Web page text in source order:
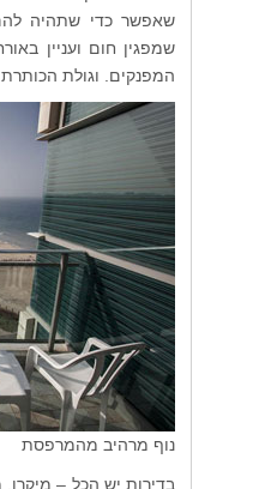
שאפשר כדי שתהיה
שמפגין חום ועניין
המפנקים. וגולת
נוף מרהיב מהמרפסת
בדירות יש הכל – מיקרו,